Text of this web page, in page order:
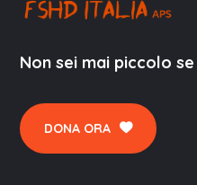
Non sei mai piccolo
DONA ORA